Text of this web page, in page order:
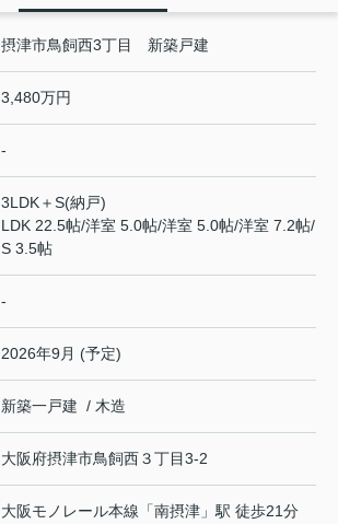
摂津市鳥飼西3丁目 新築戸建
3,480万円
-
3LDK＋S(納戸)
LDK 22.5帖/洋室 5.0帖/洋室 5.0帖/洋室 7.2帖/
S 3.5帖
-
2026年9月 (予定)
新築一戸建 / 木造
大阪府摂津市鳥飼西３丁目3-2
大阪モノレール本線 「南摂津 」駅 徒歩21分